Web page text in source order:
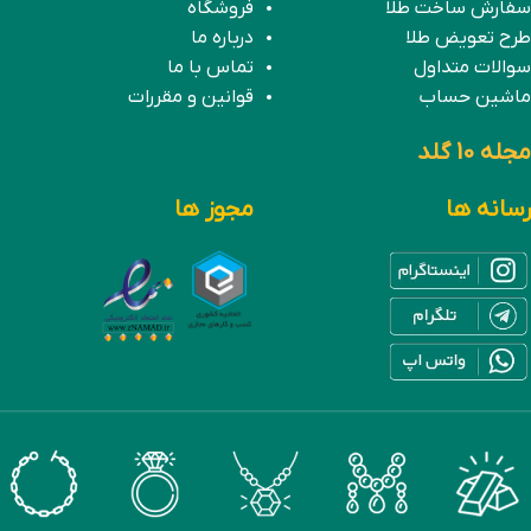
سفارش ساخت طلا
طرح تعویض طلا
سوالات متداول
ماشین حساب
فروشگاه
درباره ما
تماس با ما
قوانین و مقررات
مجله 10 گلد
رسانه ها
مجوز ها